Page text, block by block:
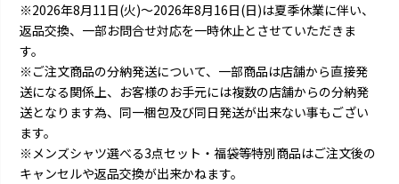
※2026年8月11日(火)～2026年8月16日(日)は夏季休業に伴い、
返品交換、一部お問合せ対応を一時休止とさせていただきま
す。
※ご注文商品の分納発送について、一部商品は店舗から直接発
送になる関係上、お客様のお手元には複数の店舗からの分納発
送となります為、同一梱包及び同日発送が出来ない事もござい
ます。
※メンズシャツ選べる3点セット・福袋等特別商品はご注文後の
キャンセルや返品交換が出来かねます。